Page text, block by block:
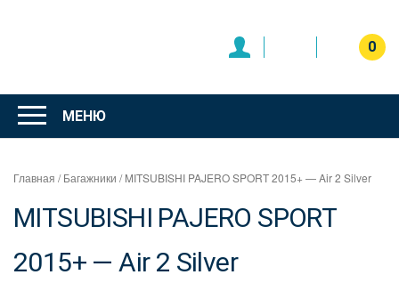
Интернет
магазин
"Can Auto"
0
МЕНЮ
Главная /Багажники / MITSUBISHI PAJERO SPORT 2015+ — Air 2 Silver
MITSUBISHI PAJERO SPORT
2015+ — Air 2 Silver